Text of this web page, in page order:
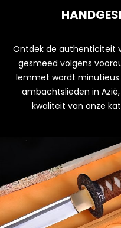
Ontdek de authenticiteit
gesmeed volgens
lemmet wordt minutieus
ambachtslieden in
kwaliteit van onze